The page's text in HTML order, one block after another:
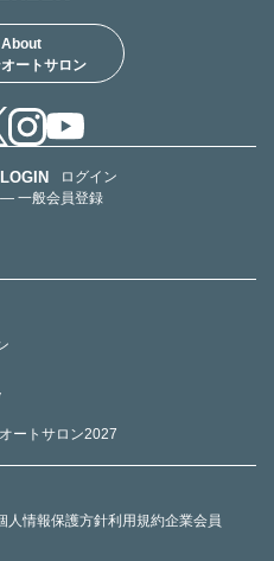
About
ートサロン
LOGIN
ログイン
— 一般会員登録
ートサロン2027
人情報保護方針利用規約企業会員